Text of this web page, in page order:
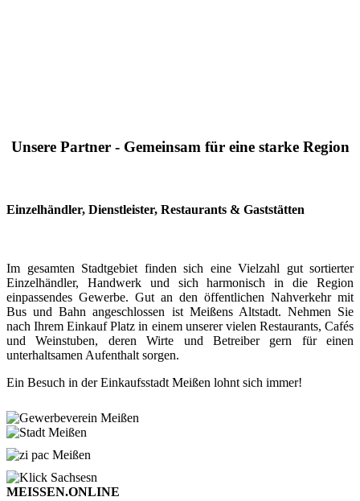
Unsere Partner - Gemeinsam für eine starke Region
Einzelhändler, Dienstleister, Restaurants & Gaststätten
Im gesamten Stadtgebiet finden sich eine Vielzahl gut sortierter
Einzelhändler, Handwerk und sich harmonisch in die Region
einpassendes Gewerbe. Gut an den öffentlichen Nahverkehr mit
Bus und Bahn angeschlossen ist Meißens Altstadt. Nehmen Sie
nach Ihrem Einkauf Platz in einem unserer vielen Restaurants, Cafés
und Weinstuben, deren Wirte und Betreiber gern für einen
unterhaltsamen Aufenthalt sorgen.
Ein Besuch in der Einkaufsstadt Meißen lohnt sich immer!
MEISSEN.ONLINE